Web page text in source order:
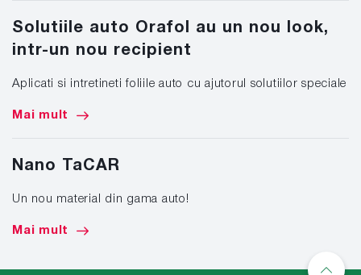
Solutiile auto Orafol au un nou look,
intr-un nou recipient
Aplicati si intretineti foliile auto cu ajutorul solutiilor speciale
Mai mult
Nano TaCAR
Un nou material din gama auto!
Mai mult